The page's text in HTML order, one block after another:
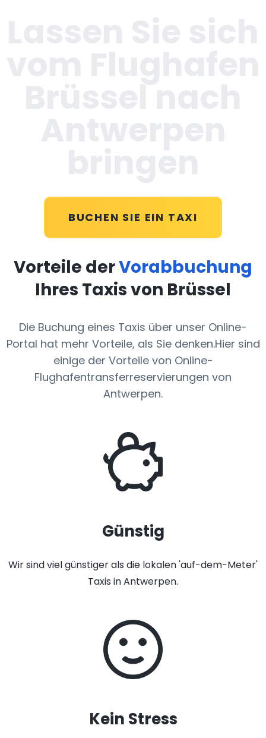
BUCHEN SIE EIN TAXI
Vorteile derVorabbuchung
Ihres Taxis von Brüssel
Die Buchung eines Taxis über unser Online-
Portal hat mehr Vorteile, als Sie denken.Hier sind
einige der Vorteile von Online-
Flughafentransferreservierungen von
Antwerpen.
Günstig
Wir sind viel günstiger als die lokalen 'auf-dem-Meter'
Taxis in Antwerpen.
Kein Stress